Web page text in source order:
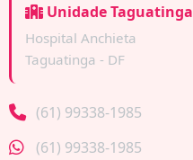
Unidade Taguatinga
Hospital Anchieta
Taguatinga - DF
(61) 99338-1985
(61) 99338-1985